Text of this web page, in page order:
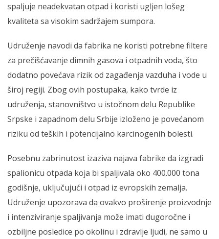
spaljuje neadekvatan otpad i koristi ugljen lošeg
kvaliteta sa visokim sadržajem sumpora.
Udruženje navodi da fabrika ne koristi potrebne filtere
za prečišćavanje dimnih gasova i otpadnih voda, što
dodatno povećava rizik od zagađenja vazduha i vode u
široj regiji. Zbog ovih postupaka, kako tvrde iz
udruženja, stanovništvo u istočnom delu Republike
Srpske i zapadnom delu Srbije izloženo je povećanom
riziku od teških i potencijalno karcinogenih bolesti.
Posebnu zabrinutost izaziva najava fabrike da izgradi
spalionicu otpada koja bi spaljivala oko 400.000 tona
godišnje, uključujući i otpad iz evropskih zemalja.
Udruženje upozorava da ovakvo proširenje proizvodnje
i intenziviranje spaljivanja može imati dugoročne i
ozbiljne posledice po okolinu i zdravlje ljudi, ne samo u